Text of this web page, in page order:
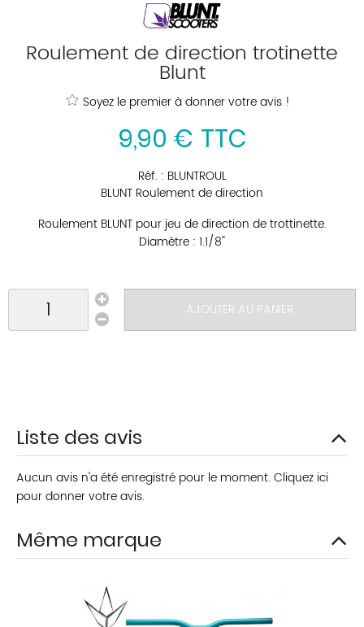
Roulement de direction trotinette
Blunt
Soyez le premier à donner votre avis !
9,90 € TTC
Réf. : BLUNTROUL
BLUNT Roulement de direction
Roulement BLUNT pour jeu de direction de trottinette.
Diamètre : 1.1/8''
AJOUTER AU PANIER
Liste des avis
Aucun avis n'a été enregistré pour le moment. Cliquez ici
pour donner votre avis.
Même marque